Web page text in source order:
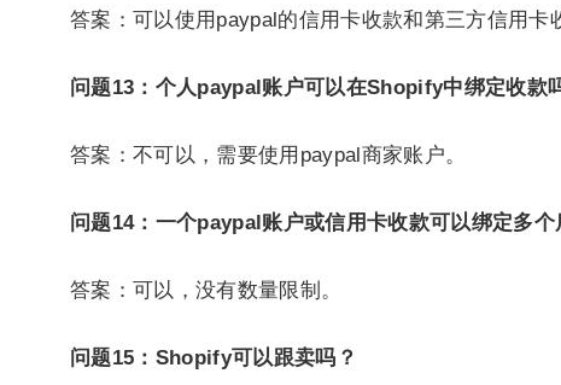
答案：可以使用paypal的信用卡收款和第三方信用卡
问题13：个人paypal账户可以在Shopify中绑定收款
答案：不可以，需要使用paypal商家账户。
问题14：一个paypal账户或信用卡收款可以绑定多个
答案：可以，没有数量限制。
问题15：Shopify可以跟卖吗？